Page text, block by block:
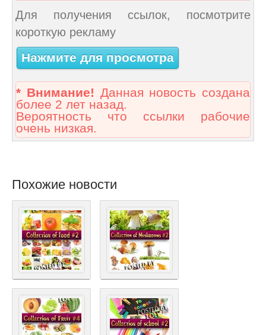
Для получения ссылок, посмотрите
короткую рекламу
Нажмите для просмотра
* Внимание! Данная новость создана
более 2 лет назад.
Вероятность что ссылки рабочие
очень низкая.
Похожие новости